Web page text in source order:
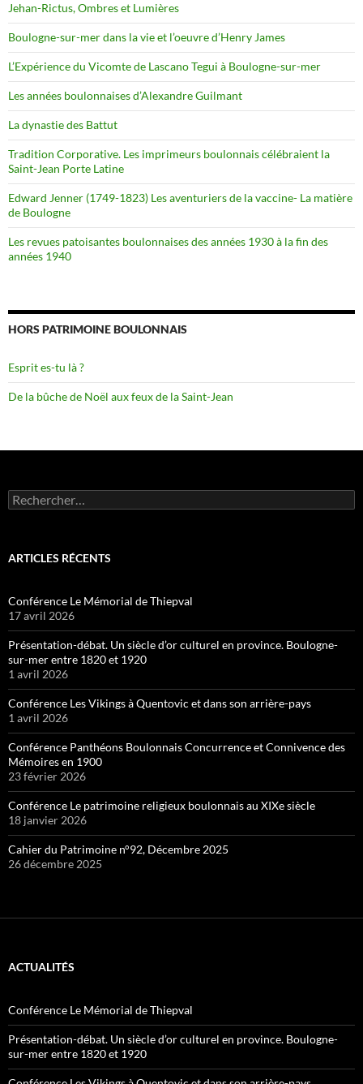
Jehan-Rictus, Ombres et Lumières
Boulogne-sur-mer dans la vie et l’oeuvre d’Henry James
L’Expérience du Vicomte de Lascano Tegui à Boulogne-sur-mer
Les années boulonnaises d’Alexandre Guilmant
La dynastie des Battut
Tradition Corporative. Les imprimeurs boulonnais célébraient la
Saint-Jean Porte Latine
Edward Jenner (1749-1823) Les aventuriers de la vaccine- La matière
de Boulogne
Les revues patoisantes boulonnaises des années 1930 à la fin des
années 1940
HORS PATRIMOINE BOULONNAIS
Esprit es-tu là ?
De la bûche de Noël aux feux de la Saint-Jean
Rechercher :
ARTICLES RÉCENTS
Conférence Le Mémorial de Thiepval
17 avril 2026
Présentation-débat. Un siècle d’or culturel en province. Boulogne-
sur-mer entre 1820 et 1920
1 avril 2026
Conférence Les Vikings à Quentovic et dans son arrière-pays
1 avril 2026
Conférence Panthéons Boulonnais Concurrence et Connivence des
Mémoires en 1900
23 février 2026
Conférence Le patrimoine religieux boulonnais au XIXe siècle
18 janvier 2026
Cahier du Patrimoine n°92, Décembre 2025
26 décembre 2025
ACTUALITÉS
Conférence Le Mémorial de Thiepval
Présentation-débat. Un siècle d’or culturel en province. Boulogne-
sur-mer entre 1820 et 1920